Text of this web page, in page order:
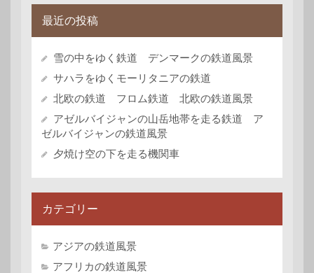
最近の投稿
雪の中をゆく鉄道 デンマークの鉄道風景
サハラをゆくモーリタニアの鉄道
北欧の鉄道 フロム鉄道 北欧の鉄道風景
アゼルバイジャンの山岳地帯を走る鉄道 ア
ゼルバイジャンの鉄道風景
夕焼け空の下を走る機関車
カテゴリー
アジアの鉄道風景
アフリカの鉄道風景